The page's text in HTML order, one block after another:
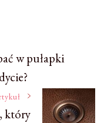
w pułapki
który